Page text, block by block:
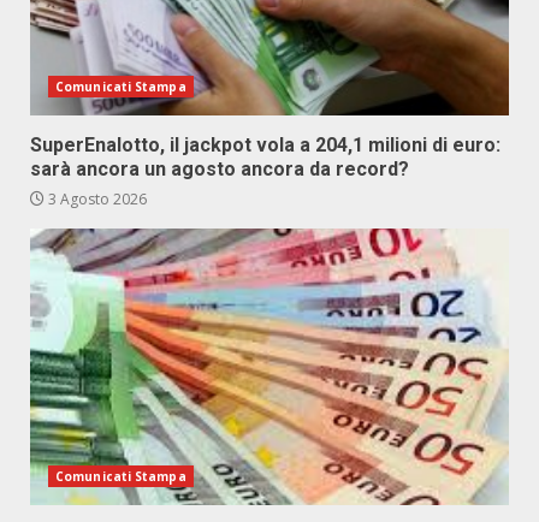
Comunicati Stampa
SuperEnalotto, il jackpot vola a 204,1 milioni di euro:
sarà ancora un agosto ancora da record?
3 Agosto 2026
Comunicati Stampa